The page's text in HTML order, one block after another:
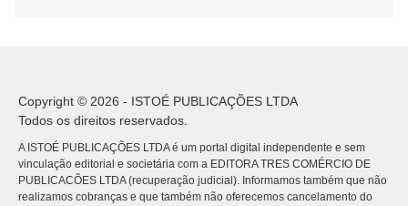
Copyright © 2026 - ISTOÉ PUBLICAÇÕES LTDA
Todos os direitos reservados.
A ISTOÉ PUBLICAÇÕES LTDA é um portal digital independente e sem
vinculação editorial e societária com a EDITORA TRES COMÉRCIO DE
PUBLICACÕES LTDA (recuperação judicial). Informamos também que não
realizamos cobranças e que também não oferecemos cancelamento do